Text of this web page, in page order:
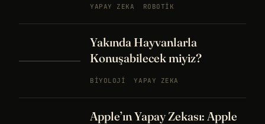
YAPAY ZEKA ROBOTIK
Yakında Hayvanlarla
Konuşabilecek miyiz?
BIYOLOJI YAPAY ZEKA
Apple’ın Yapay Zekası: Apple